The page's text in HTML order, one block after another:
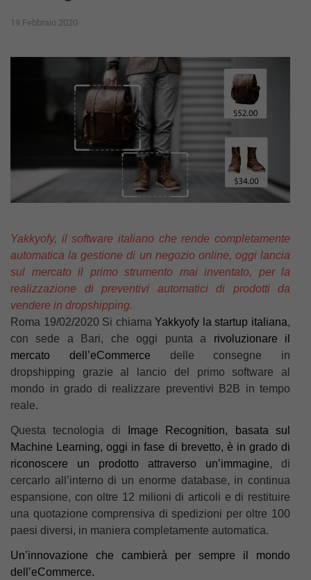
19 Febbraio 2020
Yakkyofy, il software italiano che rende completamente
automatica la gestione di un negozio online, oggi lancia
sul mercato il primo strumento mai inventato, per la
realizzazione di preventivi automatici di prodotti da
vendere in dropshipping.
Roma 19/02/2020 Si chiamaYakkyofy la startup italiana,
con sede a Bari, che oggi punta a rivoluzionare il
mercato dell’eCommerce delle consegne in
dropshipping grazie al lancio del primo software al
mondo in grado di realizzare preventivi B2B in tempo
reale.
Questa tecnologia di
Image Recognition, basata sul
Machine Learning, oggi in fase di brevetto, è in grado di
riconoscere un prodotto attraverso un’immagine, di
cercarlo all’interno di un enorme database, in continua
espansione, con oltre 12 milioni di articoli e di restituire
una quotazione comprensiva di spedizioni per oltre 100
paesi diversi, in maniera completamente automatica.
Un’innovazione che cambierà per sempre il mondo
dell’eCommerce.